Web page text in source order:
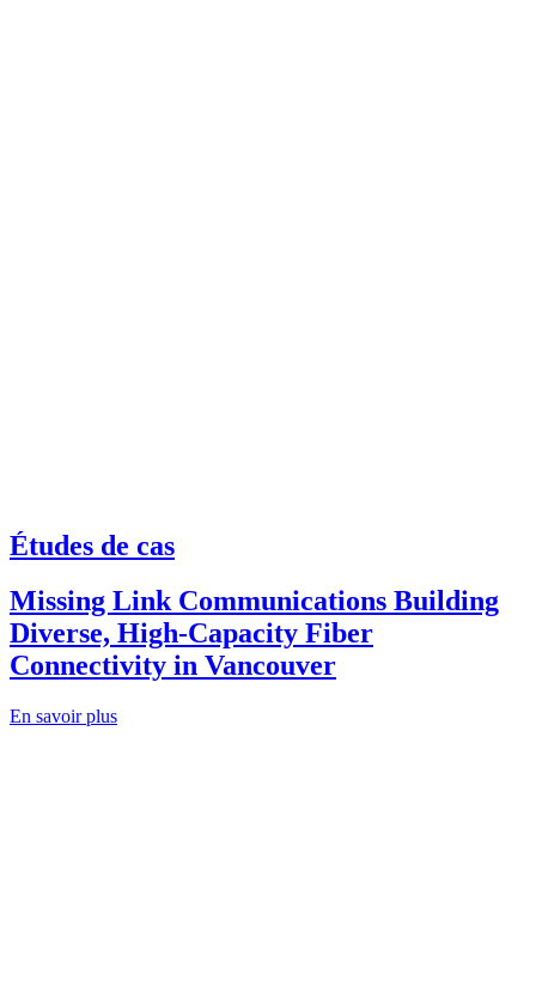
Études de cas
Missing Link Communications Building
Diverse, High-Capacity Fiber
Connectivity in Vancouver
En savoir plus